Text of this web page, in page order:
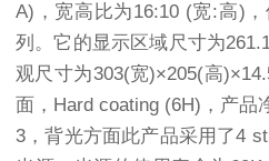
A)，宽高比为16:10 (宽:高)
列。它的显示区域尺寸为
观尺寸为303(宽)×205(高
面，Hard coating (6H)，产品
3，背光方面此产品采用了4